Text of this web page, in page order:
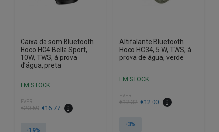
Caixa de som Bluetooth
Hoco HC4 Bella Sport,
10W, TWS, à prova
d’água, preta
EM STOCK
PVPR
€20.59
O
original
€16.77
O
atual
-19%
Altifalante Bluetooth
Hoco HC34, 5 W, TWS, à
prova de água, verde
EM STOCK
PVPR
€12.32
O
original
€12.00
O
atual
-3%